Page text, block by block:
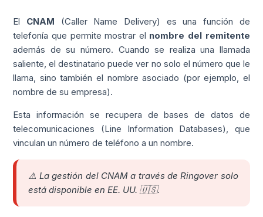
El CNAM (Caller Name Delivery) es una función de
telefonía que permite mostrar el nombre del remitente
además de su número. Cuando se realiza una llamada
saliente, el destinatario puede ver no solo el número que le
llama, sino también el nombre asociado (por ejemplo, el
nombre de su empresa).
Esta información se recupera de bases de datos de
telecomunicaciones (Line Information Databases), que
vinculan un número de teléfono a un nombre.
⚠️ La gestión del CNAM a través de Ringover solo
está disponible en EE. UU. 🇺🇸.